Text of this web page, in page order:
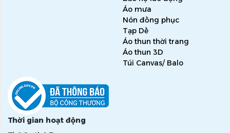
Áo mưa
Nón đồng phục
Tạp Dề
Áo thun thời trang
Áo thun 3D
Túi Canvas/ Balo
Thời gian hoạt động